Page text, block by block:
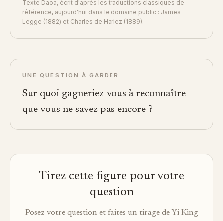
Texte Daoa, écrit d'après les traductions classiques de
référence, aujourd'hui dans le domaine public : James
Legge (1882) et Charles de Harlez (1889).
UNE QUESTION À GARDER
Sur quoi gagneriez-vous à reconnaître
que vous ne savez pas encore ?
Tirez cette figure pour votre
question
Posez votre question et faites un tirage de Yi King